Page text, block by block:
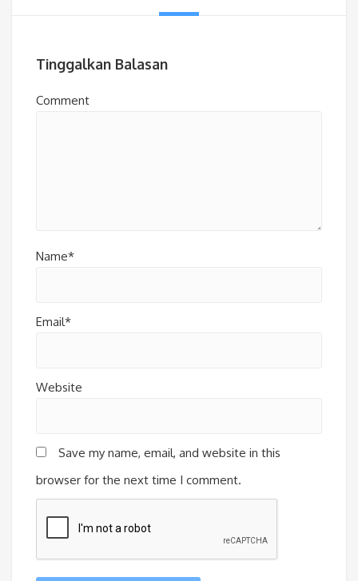
Tinggalkan Balasan
Comment
Name*
Email*
Website
Save my name, email, and website in this
browser for the next time I comment.